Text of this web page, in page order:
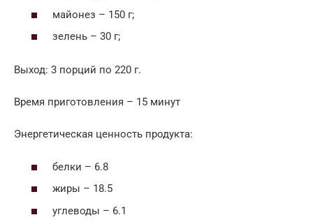
майонез – 150 г;
зелень – 30 г;
Выход: 3 порций по 220 г.
Время приготовления – 15 минут
Энергетическая ценность продукта:
белки – 6.8
жиры – 18.5
углеводы – 6.1